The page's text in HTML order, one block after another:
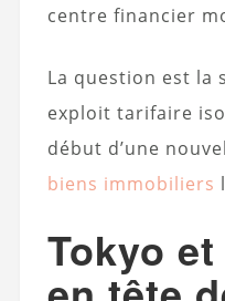
centre financier
La question est la
exploit tarifaire
début d’une
biens immobiliers
Tokyo